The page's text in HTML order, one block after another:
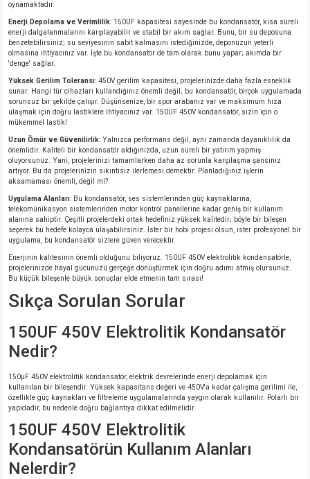
oynamaktadır.
Enerji Depolama ve Verimlilik: 150UF kapasitesi sayesinde bu kondansatör, kısa süreli
enerji dalgalanmalarını karşılayabilir ve stabil bir akım sağlar. Bunu, bir su deposuna
benzetebilirsiniz; su seviyesinin sabit kalmasını istediğinizde, deponuzun yeterli
olmasına ihtiyacınız var. İşte bu kondansatör de tam olarak bunu yapar; akımda bir
'denge' sağlar.
Yüksek Gerilim Toleransı: 450V gerilim kapasitesi, projelerinizde daha fazla esneklik
sunar. Hangi tür cihazları kullandığınız önemli değil; bu kondansatör, birçok uygulamada
sorunsuz bir şekilde çalışır. Düşünsenize, bir spor arabanız var ve maksimum hıza
ulaşmak için doğru lastiklere ihtiyacınız var. 150UF 450V kondansatör, sizin için o
mükemmel lastik!
Uzun Ömür ve Güvenilirlik: Yalnızca performans değil, aynı zamanda dayanıklılık da
önemlidir. Kaliteli bir kondansatör aldığınızda, uzun süreli bir yatırım yapmış
oluyorsunuz. Yani, projelerinizi tamamlarken daha az sorunla karşılaşma şansınız
artıyor. Bu da projelerinizin sıkıntısız ilerlemesi demektir. Planladığınız işlerin
aksamaması önemli, değil mi?
Uygulama Alanları: Bu kondansatör, ses sistemlerinden güç kaynaklarına,
telekomünikasyon sistemlerinden motor kontrol panellerine kadar geniş bir kullanım
alanına sahiptir. Çeşitli projelerdeki ortak hedefiniz yüksek kalitedir; böyle bir bileşen
seçerek bu hedefe kolayca ulaşabilirsiniz. İster bir hobi projesi olsun, ister profesyonel bir
uygulama, bu kondansatör sizlere güven verecektir.
Enerjinin kalitesinin önemli olduğunu biliyoruz. 150UF 450V elektrolitik kondansatörle,
projelerinizde hayal gücünüzü gerçeğe dönüştürmek için doğru adımı atmış olursunuz.
Bu küçük bileşenle büyük sonuçlar elde etmenin tam sırası!
Sıkça Sorulan Sorular
150UF 450V Elektrolitik Kondansatör
Nedir?
150µF 450V elektrolitik kondansatör, elektrik devrelerinde enerji depolamak için
kullanılan bir bileşendir. Yüksek kapasitans değeri ve 450V'a kadar çalışma gerilimi ile,
özellikle güç kaynakları ve filtreleme uygulamalarında yaygın olarak kullanılır. Polarlı bir
yapıdadır, bu nedenle doğru bağlantıya dikkat edilmelidir.
150UF 450V Elektrolitik
Kondansatörün Kullanım Alanları
Nelerdir?